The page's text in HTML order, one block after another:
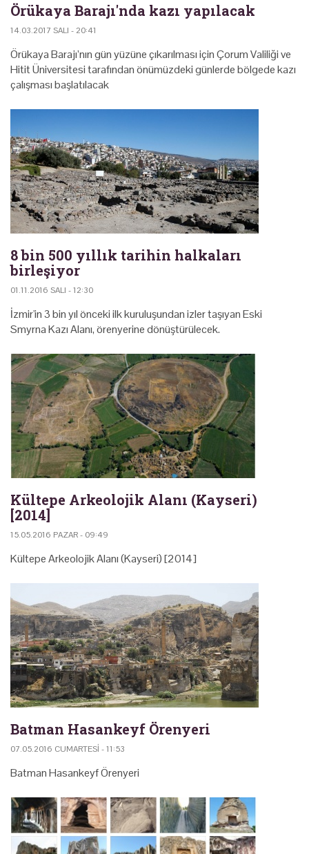
Örükaya Barajı'nda kazı yapılacak
14.03.2017 SALI - 20:41
Örükaya Barajı’nın gün yüzüne çıkarılması için Çorum Valiliği ve
Hitit Üniversitesi tarafından önümüzdeki günlerde bölgede kazı
çalışması başlatılacak
8 bin 500 yıllık tarihin halkaları
birleşiyor
01.11.2016 SALI - 12:30
İzmir'in 3 bin yıl önceki ilk kuruluşundan izler taşıyan Eski
Smyrna Kazı Alanı, örenyerine dönüştürülecek.
Kültepe Arkeolojik Alanı (Kayseri)
[2014]
15.05.2016 PAZAR - 09:49
Kültepe Arkeolojik Alanı (Kayseri) [2014]
Batman Hasankeyf Örenyeri
07.05.2016 CUMARTESI - 11:53
Batman Hasankeyf Örenyeri